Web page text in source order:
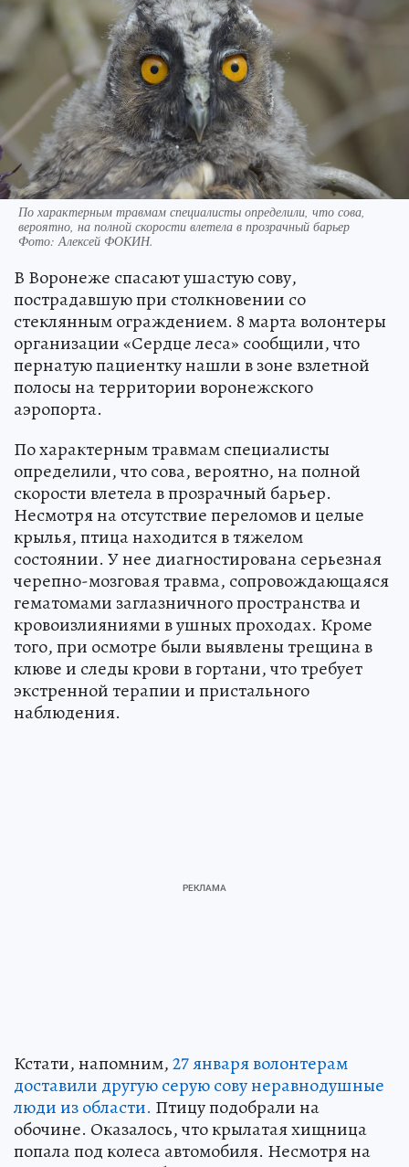
По характерным травмам специалисты определили, что сова,
вероятно, на полной скорости влетела в прозрачный барьер
Фото: Алексей ФОКИН.
В Воронеже спасают ушастую сову,
пострадавшую при столкновении со
стеклянным ограждением. 8 марта волонтеры
организации «Сердце леса» сообщили, что
пернатую пациентку нашли в зоне взлетной
полосы на территории воронежского
аэропорта.
По характерным травмам специалисты
определили, что сова, вероятно, на полной
скорости влетела в прозрачный барьер.
Несмотря на отсутствие переломов и целые
крылья, птица находится в тяжелом
состоянии. У нее диагностирована серьезная
черепно-мозговая травма, сопровождающаяся
гематомами заглазничного пространства и
кровоизлияниями в ушных проходах. Кроме
того, при осмотре были выявлены трещина в
клюве и следы крови в гортани, что требует
экстренной терапии и пристального
наблюдения.
Кстати, напомним,27 января волонтерам
доставили другую серую сову неравнодушные
люди из области. Птицу подобрали на
обочине. Оказалось, что крылатая хищница
попала под колеса автомобиля. Несмотря на